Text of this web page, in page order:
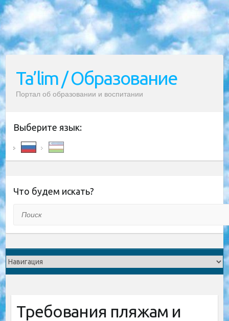
Ta’lim / Образование
Портал об образовании и воспитании
Выберите язык:
Что будем искать?
Требования пляжам и